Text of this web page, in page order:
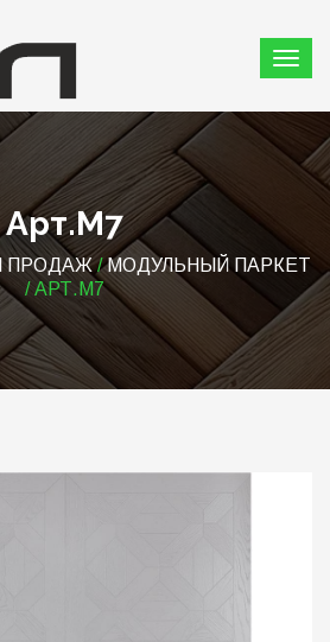
Арт.М7
ПРОДАЖ/МОДУЛЬНЫЙ ПАРКЕТ
/ АРТ.М7